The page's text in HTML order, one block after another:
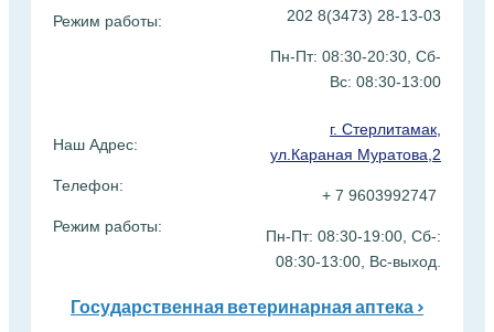
Режим работы:
202 8(3473) 28-13-03
Пн-Пт: 08:30-20:30, Сб-
Вс: 08:30-13:00
Наш Адрес:
Телефон:
Режим работы:
г. Стерлитамак,
ул.Караная Муратова,2
+ 7 9603992747
Пн-Пт: 08:30-19:00, Сб-:
08:30-13:00, Вс-выход.
Государственная ветеринарная аптека >